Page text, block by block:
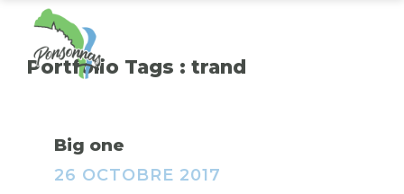
Portfolio Tags : trand
Big one
26 OCTOBRE 2017